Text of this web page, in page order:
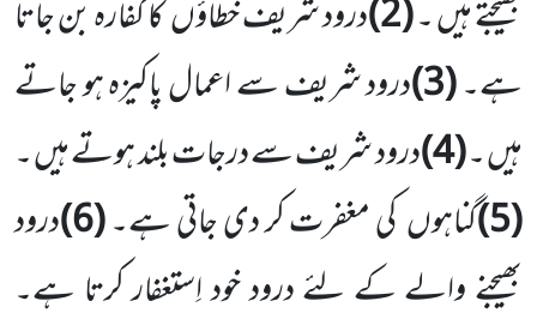
بھیجتے ہیں ۔(2) درود شریف خطاؤں کا کفارہ بن جاتا
ہے۔(3) درود شریف سے اعمال پاکیزہ ہو جاتے
ہیں ۔(4) درود شریف سے درجات بلند ہوتے ہیں ۔
(5) گناہوں کی مغفرت کر دی جاتی ہے۔(6) درود
بھیجنے والے کے لئے درود خود اِستغفار کرتا ہے۔